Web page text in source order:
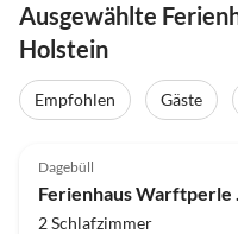
Ausgewählte
Holstein
Empfohlen Gäste
Dagebüll
2 Schlafzimmer